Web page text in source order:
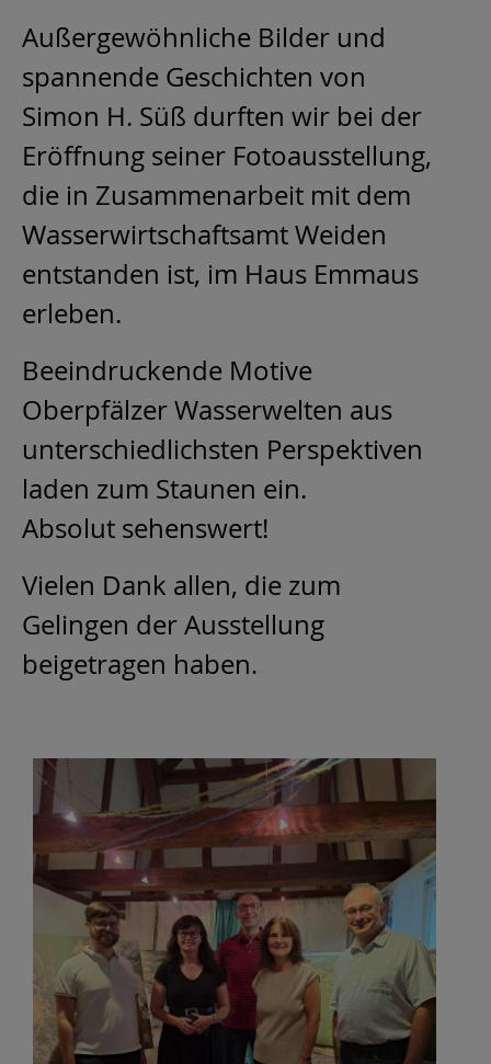
Außergewöhnliche Bilder und
spannende Geschichten von
Simon H. Süß durften wir bei der
Eröffnung seiner Fotoausstellung,
die in Zusammenarbeit mit dem
Wasserwirtschaftsamt Weiden
entstanden ist, im Haus Emmaus
erleben.
Beeindruckende Motive
Oberpfälzer Wasserwelten aus
unterschiedlichsten Perspektiven
laden zum Staunen ein.
Absolut sehenswert!
Vielen Dank allen, die zum
Gelingen der Ausstellung
beigetragen haben.